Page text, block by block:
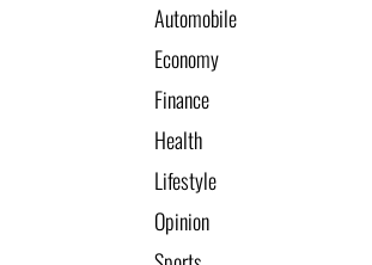
Automobile
Economy
Finance
Health
Lifestyle
Opinion